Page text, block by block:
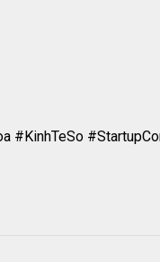
#KinhTeSo